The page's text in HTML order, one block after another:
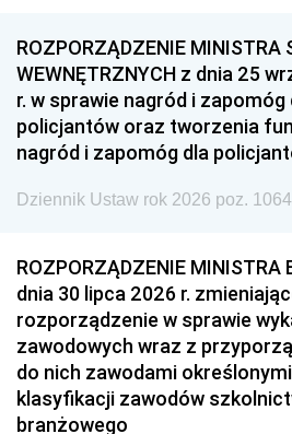
ROZPORZĄDZENIE MINISTRA
WEWNĘTRZNYCH z dnia 25
r. w sprawie nagród i zapomóg
policjantów oraz tworzenia
nagród i zapomóg dla
Dziennik Ustaw rok 2026 poz. 1064
ROZPORZĄDZENIE MINISTRA
dnia 30 lipca 2026 r.
rozporządzenie w sprawie
zawodowych wraz z
do nich zawodami
klasyfikacji zawodów
branżowego